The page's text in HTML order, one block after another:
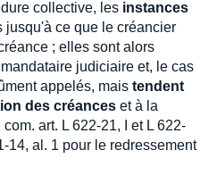
collective, les instances
jusqu'à ce que le créancier
; elles sont alors
judiciaire et, le cas
appelés, mais tendent
des créances et à la
art. L 622-21, I et L 622-
14, al. 1 pour le redressement